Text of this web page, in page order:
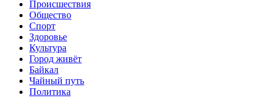
Происшествия
Общество
Cпорт
Здоровье
Культура
Город живёт
Байкал
Чайный путь
Политика